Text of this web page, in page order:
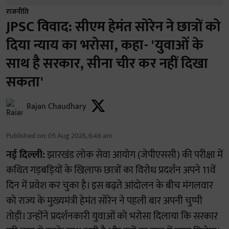
राजनीति
JPSC विवाद: सीएम हेमंत सोरेन ने छात्रों को
दिया न्याय का भरोसा, कहा- 'युवाओं के
साथ है सरकार, सीना चीर कर नहीं दिखा
सकता'
Rajan Chaudhary
Published on: 05 Aug 2026, 6:46 am
नई दिल्ली:झारखंड लोक सेवा आयोग (जेपीएससी) की परीक्षा में
कथित गड़बड़ियों के खिलाफ छात्रों का विरोध प्रदर्शन अपने 11वें
दिन में प्रवेश कर चुका है। इस बढ़ते आंदोलन के बीच मंगलवार
को राज्य के मुख्यमंत्री हेमंत सोरेन ने पहली बार अपनी चुप्पी
तोड़ी। उन्होंने प्रदर्शनकारी युवाओं को भरोसा दिलाया कि सरकार